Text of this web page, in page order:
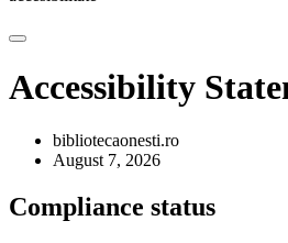
Accessibility
bibliotecaonesti.ro
August 7, 2026
Compliance status